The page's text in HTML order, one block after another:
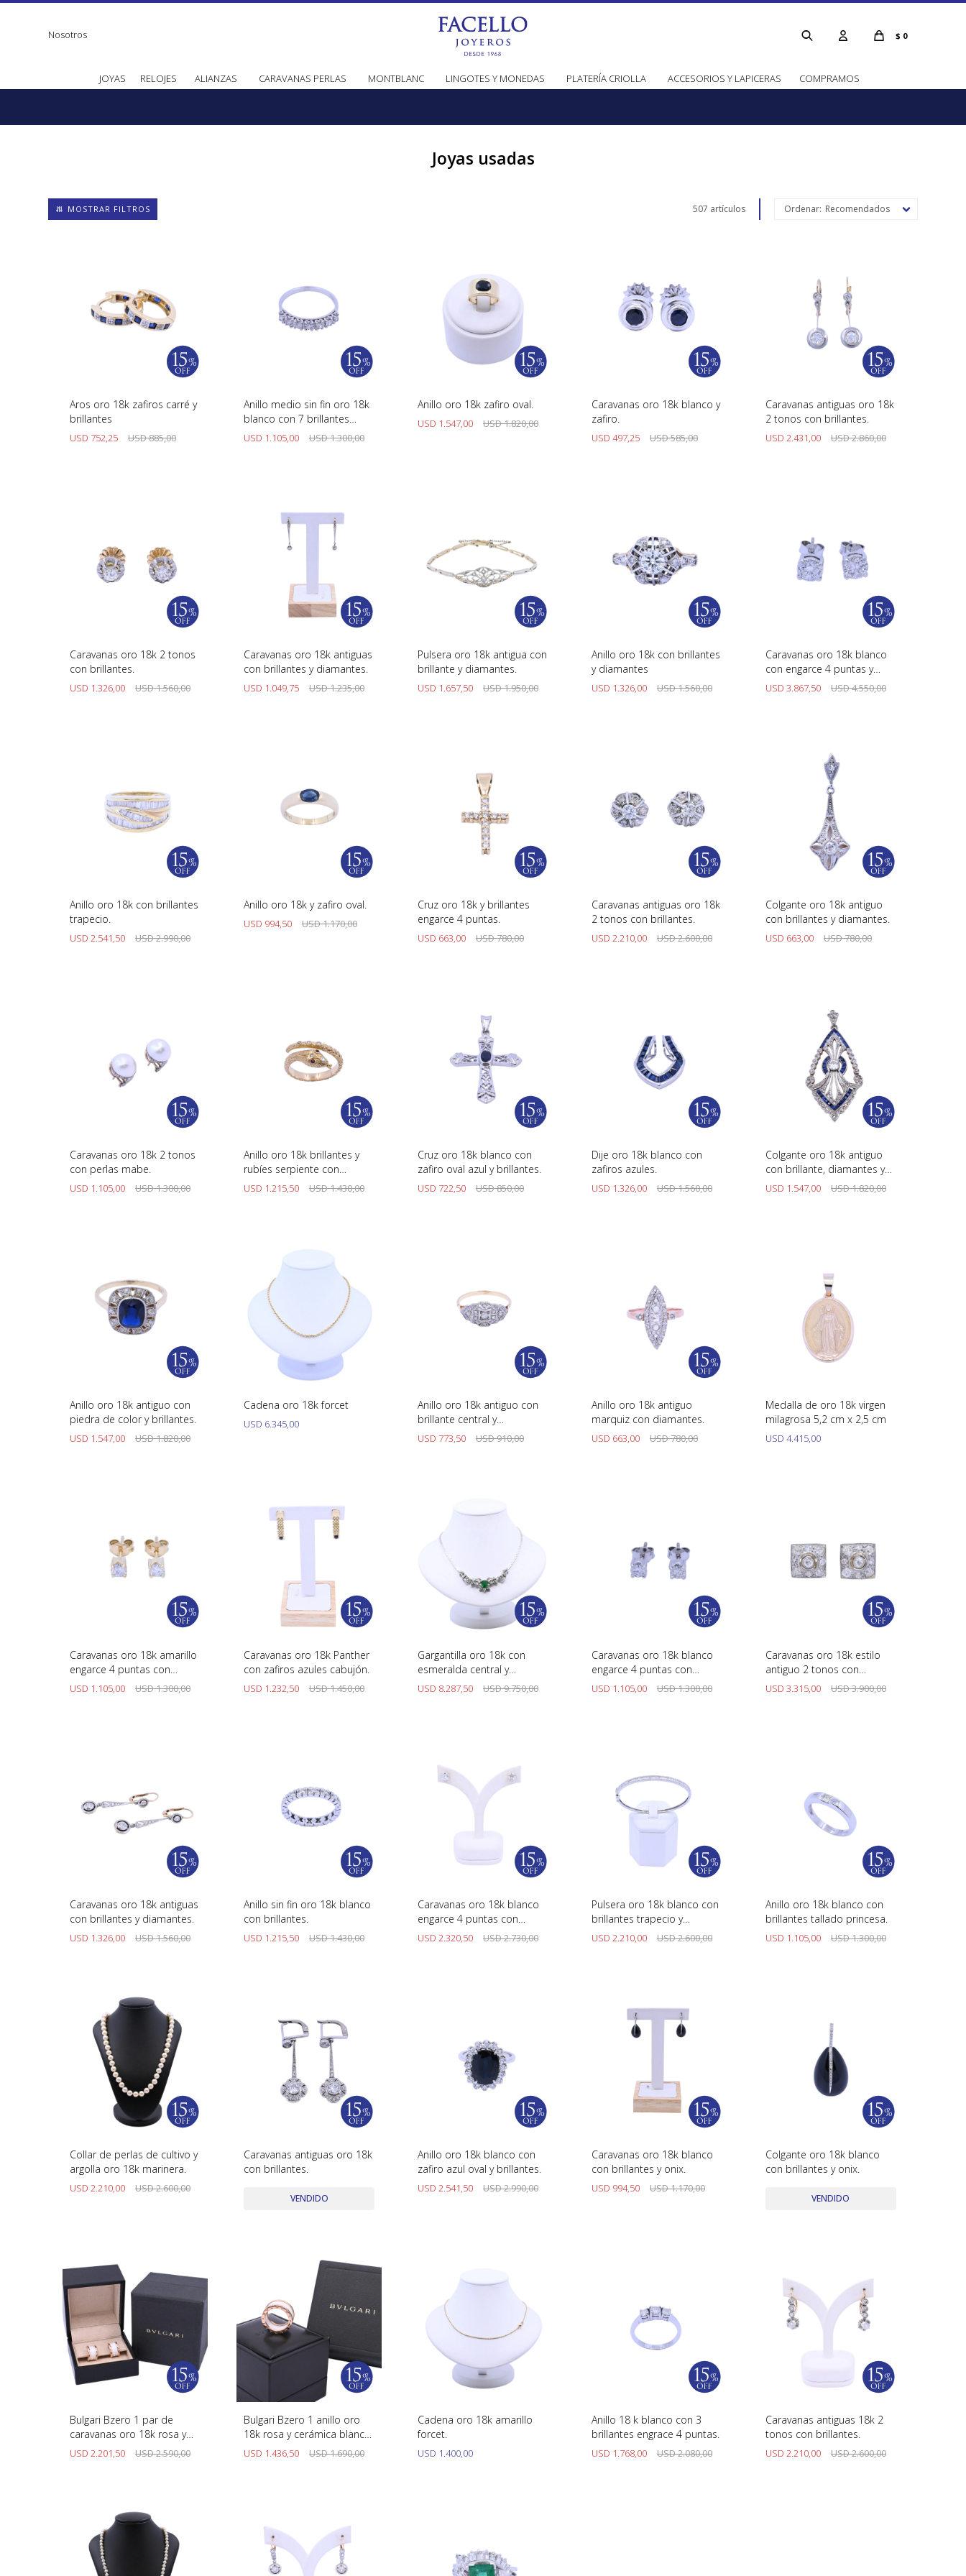
JOYAS RELOJES ALIANZAS CARAVANAS PERLAS MONTBLANC LINGOTES Y MONEDAS PLATERÍA CRIOLLA ACCESORIOS Y LAPICERAS COMPRAMOS
$ 0
Nosotros
Joyas usadas
507 artículos Recomendados
Aros oro 18k zafiros carré y
brillantes
USD 752,25 USD885,00
Anillo medio sin fin oro 18k
blanco con 7 brillantes
engarce 4 puntas.
USD 1.105,00 USD1.300,00
Anillo oro 18k zafiro oval.
USD 1.547,00 USD1.820,00
Caravanas oro 18k blanco y
zafiro.
USD 497,25 USD585,00
Caravanas antiguas oro 18k
2 tonos con brillantes.
USD 2.431,00 USD2.860,00
Caravanas oro 18k 2 tonos
con brillantes.
USD 1.326,00 USD1.560,00
Caravanas oro 18k antiguas
con brillantes y diamantes.
USD 1.049,75 USD1.235,00
Pulsera oro 18k antigua con
brillante y diamantes.
USD 1.657,50 USD1.950,00
Anillo oro 18k con brillantes
y diamantes
USD 1.326,00 USD1.560,00
Caravanas oro 18k blanco
con engarce 4 puntas y
brillantes.
USD 3.867,50 USD4.550,00
Anillo oro 18k con brillantes
trapecio.
USD 2.541,50 USD2.990,00
Anillo oro 18k y zafiro oval.
USD 994,50 USD1.170,00
Cruz oro 18k y brillantes
engarce 4 puntas.
USD 663,00 USD780,00
Caravanas antiguas oro 18k
2 tonos con brillantes.
USD 2.210,00 USD2.600,00
Colgante oro 18k antiguo
con brillantes y diamantes.
USD 663,00 USD780,00
Caravanas oro 18k 2 tonos
con perlas mabe.
USD 1.105,00 USD1.300,00
Anillo oro 18k brillantes y
rubíes serpiente con
punzones.
USD 1.215,50 USD1.430,00
Cruz oro 18k blanco con
zafiro oval azul y brillantes.
USD 722,50 USD850,00
Dije oro 18k blanco con
zafiros azules.
USD 1.326,00 USD1.560,00
Colgante oro 18k antiguo
con brillante, diamantes y
zafiros sintéticos.
USD 1.547,00 USD1.820,00
Anillo oro 18k antiguo con
piedra de color y brillantes.
USD 1.547,00 USD1.820,00
Cadena oro 18k forcet
USD 6.345,00
Anillo oro 18k antiguo con
brillante central y
diamantes.
USD 773,50 USD910,00
Anillo oro 18k antiguo
marquiz con diamantes.
USD 663,00 USD780,00
Medalla de oro 18k virgen
milagrosa 5,2 cm x 2,5 cm
USD 4.415,00
Caravanas oro 18k amarillo
engarce 4 puntas con
brillantes.
USD 1.105,00 USD1.300,00
Caravanas oro 18k Panther
con zafiros azules cabujón.
USD 1.232,50 USD1.450,00
Gargantilla oro 18k con
esmeralda central y
brillantes.
USD 8.287,50 USD9.750,00
Caravanas oro 18k blanco
engarce 4 puntas con
brillantes.
USD 1.105,00 USD1.300,00
Caravanas oro 18k estilo
antiguo 2 tonos con
brillantes.
USD 3.315,00 USD3.900,00
Caravanas oro 18k antiguas
con brillantes y diamantes.
USD 1.326,00 USD1.560,00
Anillo sin fin oro 18k blanco
con brillantes.
USD 1.215,50 USD1.430,00
Caravanas oro 18k blanco
engarce 4 puntas con
brillantes.
USD 2.320,50 USD2.730,00
Pulsera oro 18k blanco con
brillantes trapecio y
redondos.
USD 2.210,00 USD2.600,00
Anillo oro 18k blanco con
brillantes tallado princesa.
USD 1.105,00 USD1.300,00
Collar de perlas de cultivo y
argolla oro 18k marinera.
USD 2.210,00 USD2.600,00
Caravanas antiguas oro 18k
con brillantes.
VENDIDO
Anillo oro 18k blanco con
zafiro azul oval y brillantes.
USD 2.541,50 USD2.990,00
Caravanas oro 18k blanco
con brillantes y onix.
USD 994,50 USD1.170,00
Colgante oro 18k blanco
con brillantes y onix.
VENDIDO
Bulgari Bzero 1 par de
caravanas oro 18k rosa y
cerámica blanca con
USD 2.201,50 USD2.590,00
Bulgari Bzero 1 anillo oro
18k rosa y cerámica blanca
con estuche original.
USD 1.436,50 USD1.690,00
Cadena oro 18k amarillo
forcet.
USD 1.400,00
Anillo 18 k blanco con 3
brillantes engrace 4 puntas.
USD 1.768,00 USD2.080,00
Caravanas antiguas 18k 2
tonos con brillantes.
USD 2.210,00 USD2.600,00